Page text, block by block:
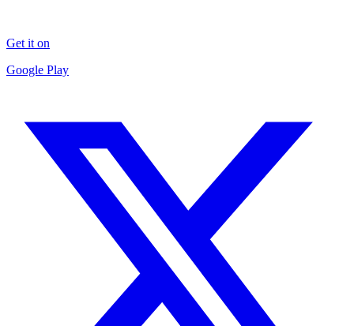
Get it on
Google Play